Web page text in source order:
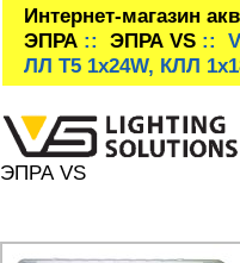
Интернет-магазин
ЭПРА:: ЭПРА VS::
ЛЛ T5 1x24W, КЛЛ
ЭПРА VS